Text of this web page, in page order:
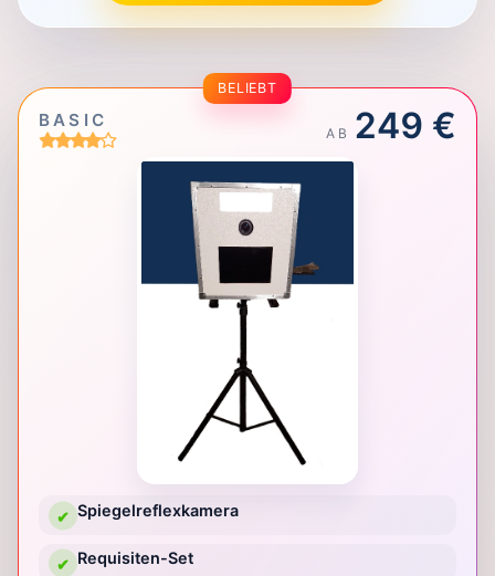
BELIEBT
BASIC
AB 249 €
✔ Spiegelreflexkamera
✔ Requisiten-Set